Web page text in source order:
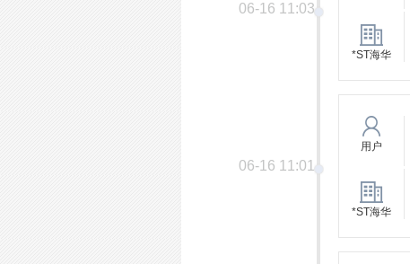
06-16 11:03
*ST海华
06-16 11:01
用户
*ST海华